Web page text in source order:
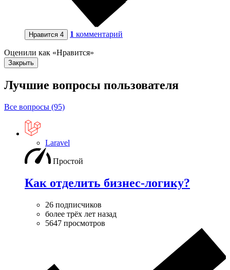
Нравится 4 1 комментарий
Оценили как «Нравится»
Закрыть
Лучшие вопросы пользователя
Все вопросы (95)
Laravel
Простой
Как отделить бизнес-логику?
26 подписчиков
более трёх лет назад
5647 просмотров